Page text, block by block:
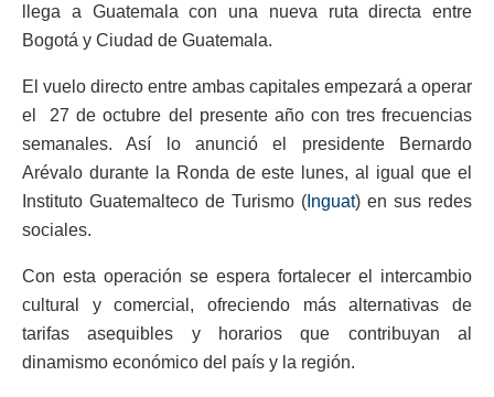
llega a Guatemala con una nueva ruta directa entre
Bogotá y Ciudad de Guatemala.
El vuelo directo entre ambas capitales empezará a operar
el 27 de octubre del presente año con tres frecuencias
semanales. Así lo anunció el presidente Bernardo
Arévalo durante la Ronda de este lunes, al igual que el
Instituto Guatemalteco de Turismo ( Inguat) en sus redes
sociales.
Con esta operación se espera fortalecer el intercambio
cultural y comercial, ofreciendo más alternativas de
tarifas asequibles y horarios que contribuyan al
dinamismo económico del país y la región.